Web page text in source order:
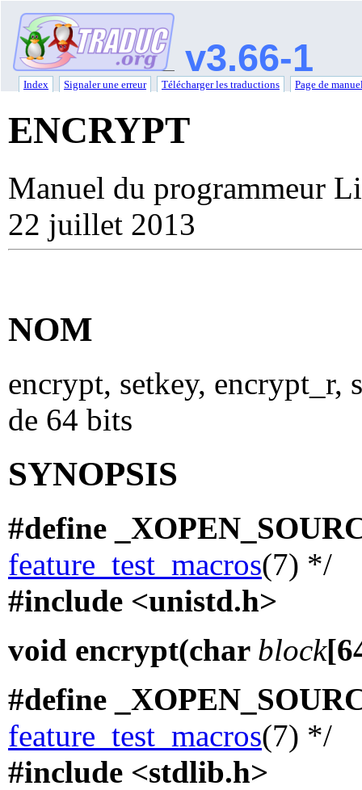
v3.66-1
Index Signaler une erreur Télécharger les traductions Page de
ENCRYPT
Manuel du programmeur
22 juillet 2013
NOM
encrypt, setkey, encrypt_r,
de 64 bits
SYNOPSIS
#define
feature_test_macros(7) */
#include <unistd.h>
void encrypt(char block
#define
feature_test_macros(7) */
#include <stdlib.h>